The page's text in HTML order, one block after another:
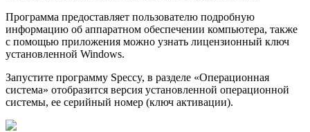
Программа предоставляет пользователю подробную
информацию об аппаратном обеспечении компьютера, также
с помощью приложения можно узнать лицензионный ключ
установленной Windows.
Запустите программу Speccy, в разделе «Операционная
система» отобразится версия установленной операционной
системы, ее серийный номер (ключ активации).